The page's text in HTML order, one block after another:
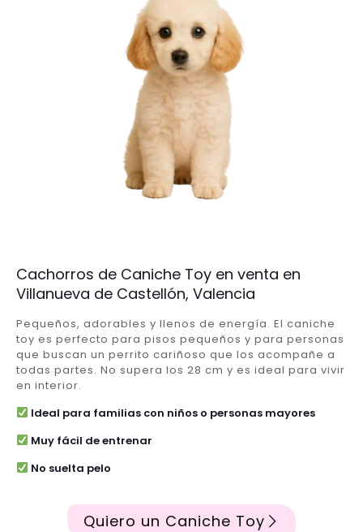
Cachorros de Caniche Toy en venta en
Villanueva de Castellón, Valencia
Pequeños, adorables y llenos de energía. El caniche
toy es perfecto para pisos pequeños y para personas
que buscan un perrito cariñoso que los acompañe a
todas partes. No supera los 28 cm y es ideal para vivir
en interior.
Ideal para familias con niños o personas mayores
Muy fácil de entrenar
No suelta pelo
Quiero un Caniche Toy